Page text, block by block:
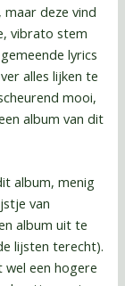
deze vind
vibrato stem
lyrics
alles lijken te
mooi,
album van dit
album, menig
van
album uit te
lijsten terecht).
wel een hogere